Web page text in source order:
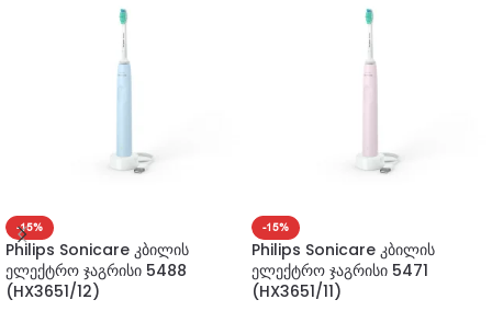
-15%
Philips Sonicare კბილის
ელექტრო ჯაგრისი 5488
(HX3651/12)
-15%
Philips Sonicare კბილის
ელექტრო ჯაგრისი 5471
(HX3651/11)